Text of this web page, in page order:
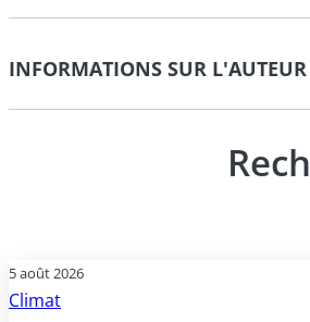
INFORMATIONS SUR L'AUTEUR
5 août 2026
Climat